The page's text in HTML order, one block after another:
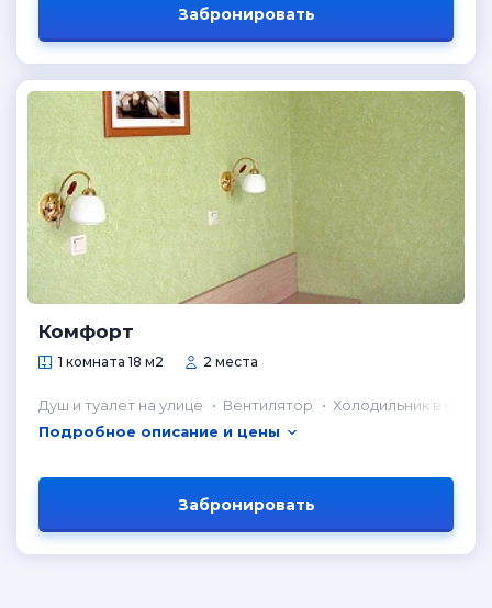
Забронировать
Комфорт
1 комната 18 м2 2 места
Душ и туалет на улице Вентилятор
Холодильник в
Подробное описание и цены
Забронировать